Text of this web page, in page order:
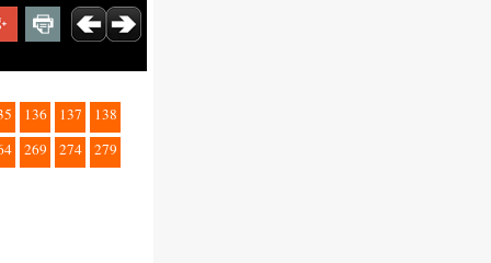
136 137 138
269 274
279